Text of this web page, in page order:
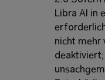
Libra AI in
nicht mehr